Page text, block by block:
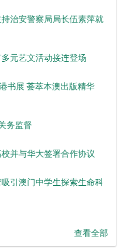
治安警察局局长伍素萍就
元艺文活动接连登场
书展 荟萃本澳出版精华
务监督
并与华大签署合作协议
引澳门中学生探索生命科
查看全部